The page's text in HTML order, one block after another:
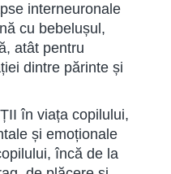
interneuronale
cu bebelușul,
atât pentru
dintre părinte și
în viața copilului,
și emoționale
încă de la